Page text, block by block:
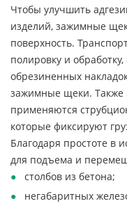
Чтобы улучшить
изделий, зажимные
поверхность.
полировку и
обрезиненных
зажимные щеки. Также
применяются
которые фиксируют
Благодаря простоте в
для подъема и
столбов из бетона;
негабаритных